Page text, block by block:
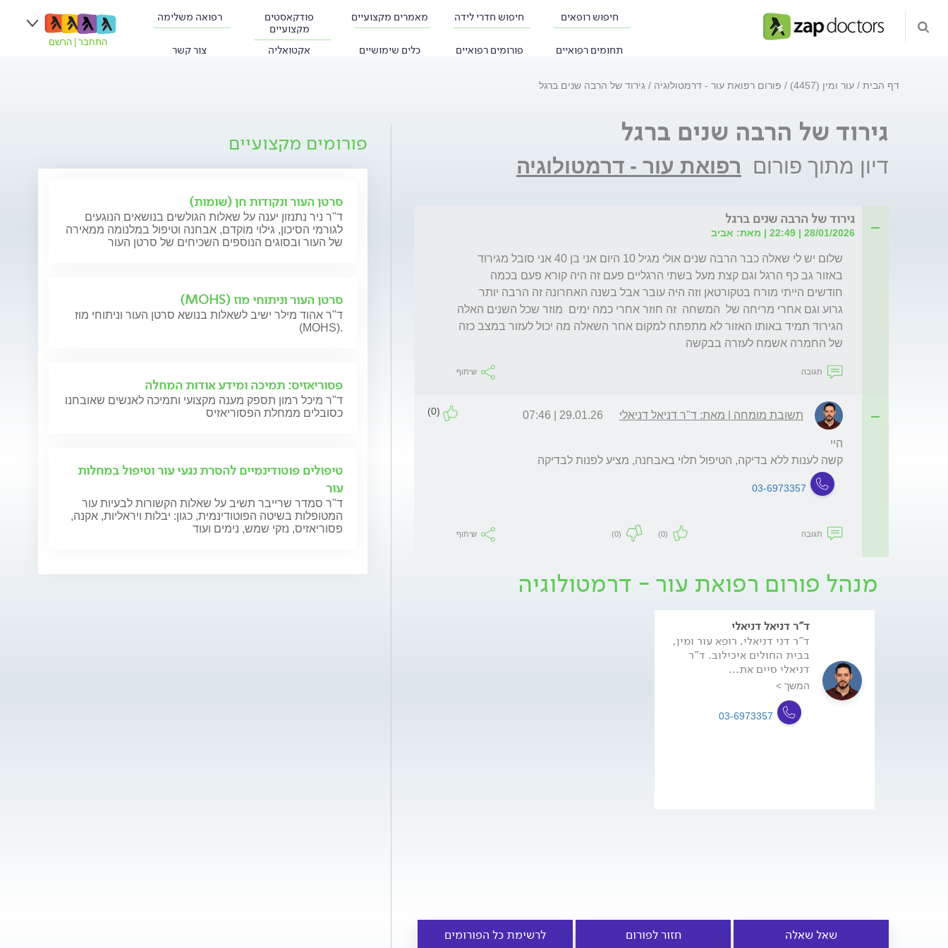
חיפוש רופאים חיפוש חדרי לידה מאמרים מקצועיים
פודקאסטים
מקצועיים
רפואה משלימה
תחומים רפואיים פורומים רפואיים כלים שימושיים אקטואליה צור קשר
התחבר הרשם
דף הבית עור ומין (4457) פורום רפואת עור - דרמטולוגיה גירוד של הרבה שנים ברגל
גירוד של הרבה שנים ברגל
דיון מתוך פורום רפואת עור - דרמטולוגיה
גירוד של הרבה שנים ברגל
28/01/2026 | 22:49 | מאת: אביב
של החמרה אשמח לעזרה בבקשה
תגובה שיתוף
תשובת מומחה | מאת: ד"ר דניאל דניאלי 29.01.26 | 07:46
(0)
קשה לענות ללא בדיקה, הטיפול תלוי באבחנה, מציע לפנות לבדיקה
03-6973357
תגובה (0)
(0) שיתוף
מנהל פורום רפואת עור - דרמטולוגיה
ד"ר דניאל דניאלי
ד"ר דני דניאלי, רופא עור ומין,
בבית החולים איכילוב. ד"ר
דניאלי סיים את...
המשך >
03-6973357
שאל שאלה חזור לפורום לרשימת כל הפורומים
פורומים מקצועיים
סרטן העור ונקודות חן (שומות)
ד"ר ניר נתנזון יענה על שאלות הגולשים בנושאים הנוגעים
לגורמי הסיכון, גילוי מוקדם, אבחנה וטיפול במלנומה ממאירה
של העור ובסוגים הנוספים השכיחים של סרטן העור
סרטן העור וניתוחי מוז (MOHS)
ד"ר אהוד מילר ישיב לשאלות בנושא סרטן העור וניתוחי מוז
(MOHS).
פסוריאזיס: תמיכה ומידע אודות המחלה
ד"ר מיכל רמון תספק מענה מקצועי ותמיכה לאנשים שאובחנו
כסובלים ממחלת הפסוריאזיס
טיפולים פוטודינמיים להסרת נגעי עור וטיפול במחלות
עור
ד"ר סמדר שרייבר תשיב על שאלות הקשורות לבעיות עור
המטופלות בשיטה הפוטודינמית, כגון: יבלות ויראליות, אקנה,
פסוריאזיס, נזקי שמש, נימים ועוד